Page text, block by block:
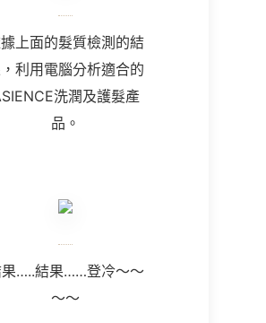
上面的髮質檢測的結
利用電腦分析適合的
洗潤及護髮產
品。
…..結果……登冷～～
～～